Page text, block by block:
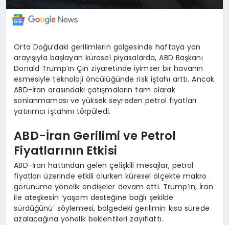
Orta Doğu’daki gerilimlerin gölgesinde haftaya yön
arayışıyla başlayan küresel piyasalarda, ABD Başkanı
Donald Trump’ın Çin ziyaretinde iyimser bir havanın
esmesiyle teknoloji öncülüğünde risk iştahı arttı. Ancak
ABD-İran arasındaki çatışmaların tam olarak
sonlanmaması ve yüksek seyreden petrol fiyatları
yatırımcı iştahını törpüledi.
ABD-İran Gerilimi ve Petrol
Fiyatlarının Etkisi
ABD-İran hattından gelen çelişkili mesajlar, petrol
fiyatları üzerinde etkili olurken küresel ölçekte makro
görünüme yönelik endişeler devam etti. Trump’ın, İran
ile ateşkesin ‘yaşam desteğine bağlı şekilde
sürdüğünü’ söylemesi, bölgedeki gerilimin kısa sürede
azalacağına yönelik beklentileri zayıflattı.